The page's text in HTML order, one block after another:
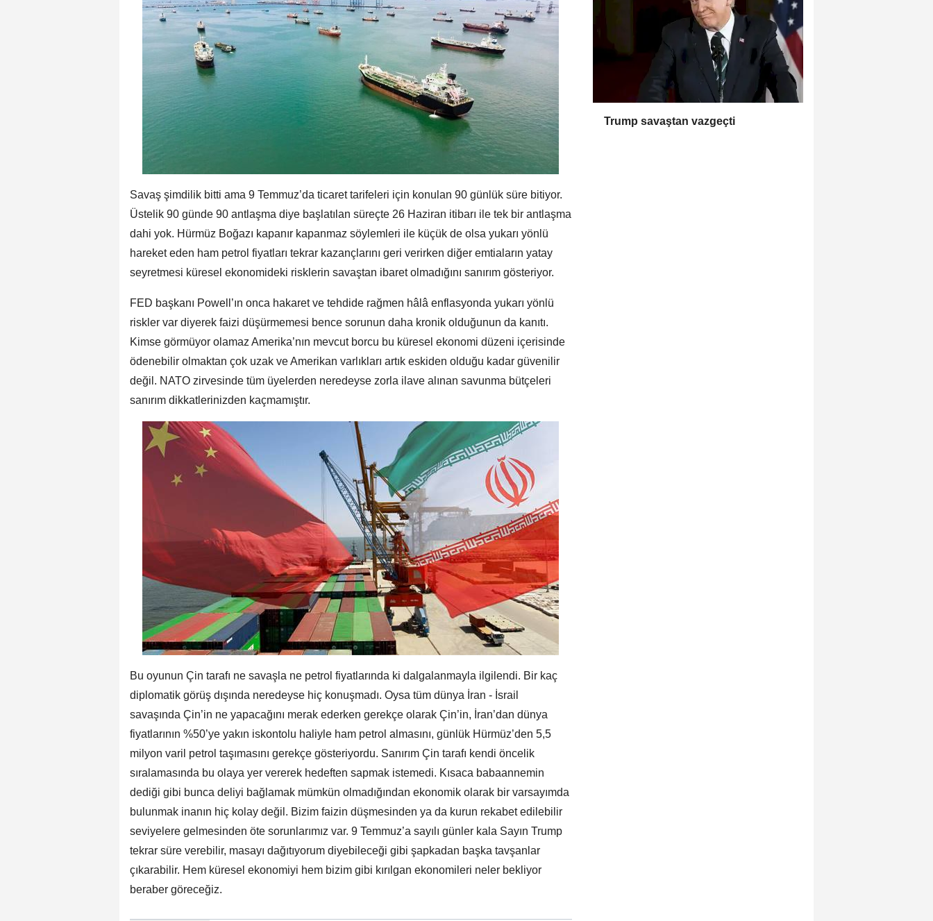
Savaş şimdilik bitti ama 9 Temmuz’da ticaret tarifeleri için konulan 90 günlük süre bitiyor.
Üstelik 90 günde 90 antlaşma diye başlatılan süreçte 26 Haziran itibarı ile tek bir antlaşma
dahi yok. Hürmüz Boğazı kapanır kapanmaz söylemleri ile küçük de olsa yukarı yönlü
hareket eden ham petrol fiyatları tekrar kazançlarını geri verirken diğer emtiaların yatay
seyretmesi küresel ekonomideki risklerin savaştan ibaret olmadığını sanırım gösteriyor.
FED başkanı Powell’ın onca hakaret ve tehdide rağmen hâlâ enflasyonda yukarı yönlü
riskler var diyerek faizi düşürmemesi bence sorunun daha kronik olduğunun da kanıtı.
Kimse görmüyor olamaz Amerika’nın mevcut borcu bu küresel ekonomi düzeni içerisinde
ödenebilir olmaktan çok uzak ve Amerikan varlıkları artık eskiden olduğu kadar güvenilir
değil. NATO zirvesinde tüm üyelerden neredeyse zorla ilave alınan savunma bütçeleri
sanırım dikkatlerinizden kaçmamıştır.
Bu oyunun Çin tarafı ne savaşla ne petrol fiyatlarında ki dalgalanmayla ilgilendi. Bir kaç
diplomatik görüş dışında neredeyse hiç konuşmadı. Oysa tüm dünya İran - İsrail
savaşında Çin’in ne yapacağını merak ederken gerekçe olarak Çin’in, İran’dan dünya
fiyatlarının %50’ye yakın iskontolu haliyle ham petrol almasını, günlük Hürmüz’den 5,5
milyon varil petrol taşımasını gerekçe gösteriyordu. Sanırım Çin tarafı kendi öncelik
sıralamasında bu olaya yer vererek hedeften sapmak istemedi. Kısaca babaannemin
dediği gibi bunca deliyi bağlamak mümkün olmadığından ekonomik olarak bir varsayımda
bulunmak inanın hiç kolay değil. Bizim faizin düşmesinden ya da kurun rekabet edilebilir
seviyelere gelmesinden öte sorunlarımız var. 9 Temmuz’a sayılı günler kala Sayın Trump
tekrar süre verebilir, masayı dağıtıyorum diyebileceği gibi şapkadan başka tavşanlar
çıkarabilir. Hem küresel ekonomiyi hem bizim gibi kırılgan ekonomileri neler bekliyor
beraber göreceğiz.
Trump savaştan vazgeçti